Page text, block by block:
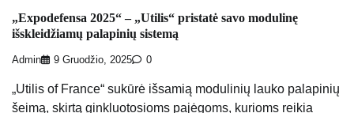
„Expodefensa 2025“ – „Utilis“ pristatė savo modulinę
išskleidžiamų palapinių sistemą
Admin 9 Gruodžio, 2025 0
„Utilis of France“ sukūrė išsamią modulinių lauko palapinių
šeimą, skirtą ginkluotosioms pajėgoms, kurioms reikia